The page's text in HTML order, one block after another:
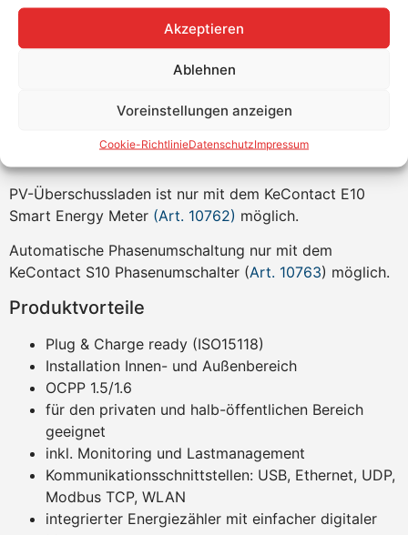
Akzeptieren
Ablehnen
Voreinstellungen anzeigen
Cookie-RichtlinieDatenschutzImpressum
Darüber hinaus ist die P30 X-Serie hardwareseitig nun
auch bereit für die Plug&Charge-Funktion (ISO15118).
Das ermöglicht zukünftig die automatische
nach dem Motto: Einstecken und sofort mit dem Laden
beginnen. Wichtig ist aber, dass diese Funktion auch
PV-Überschussladen ist nur mit dem KeContact E10
Smart Energy Meter (Art. 10762) möglich.
Automatische Phasenumschaltung nur mit dem
KeContact S10 Phasenumschalter (Art. 10763) möglich.
Produktvorteile
Plug & Charge ready (ISO15118)
Installation Innen- und Außenbereich
OCPP 1.5/1.6
für den privaten und halb-öffentlichen Bereich
geeignet
inkl. Monitoring und Lastmanagement
Kommunikationsschnittstellen: USB, Ethernet, UDP,
Modbus TCP, WLAN
integrierter Energiezähler mit einfacher digitaler